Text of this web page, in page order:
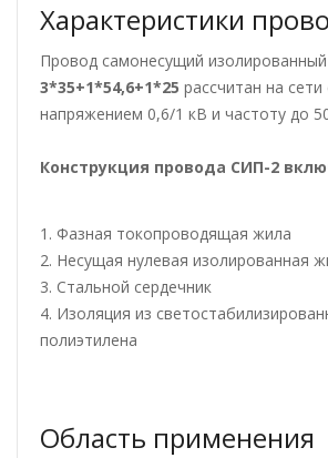
Характеристики
Провод самонесущий изолированный
3*35+1*54,6+1*25 рассчитан на
напряжением 0,6/1 кВ и частоту до
Конструкция провода СИП-2
1. Фазная токопроводящая жила
2. Несущая нулевая изолированная
3. Стальной сердечник
4. Изоляция из
полиэтилена
Область применения